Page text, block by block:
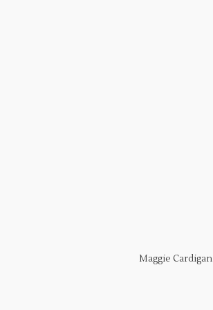
Maggie Cardigan